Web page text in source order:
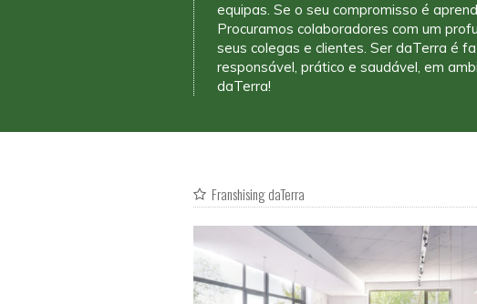
equipas. Se o seu compromisso é
Procuramos colaboradores com um
seus colegas e clientes. Ser daTerra é
responsável, prático e saudável, em
daTerra!
Franshising daTerra